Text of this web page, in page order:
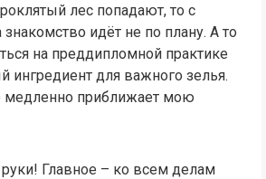
лес попадают, то с
идёт не по плану. А то
на преддипломной практике
ингредиент для важного зелья.
медленно приближает мою
Главное – ко всем делам